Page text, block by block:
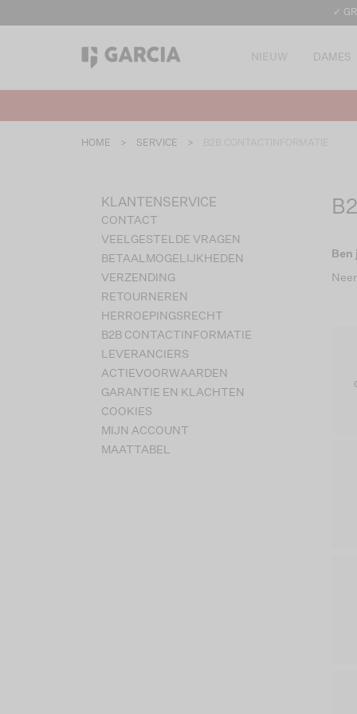
✓
NIEUW DAMES
HOME > SERVICE >
KLANTENSERVICE
CONTACT
VEELGESTELDE VRAGEN
BETAALMOGELIJKHEDEN
VERZENDING
RETOURNEREN
HERROEPINGSRECHT
B2B CONTACTINFORMATIE
LEVERANCIERS
ACTIEVOORWAARDEN
GARANTIE EN KLACHTEN
COOKIES
MIJN ACCOUNT
MAATTABEL
Ben